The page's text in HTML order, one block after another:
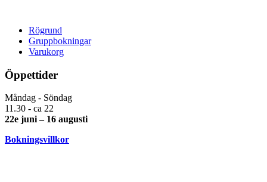
Rögrund
Gruppbokningar
Varukorg
Öppettider
Måndag - Söndag
11.30 - ca 22
22e juni – 16 augusti
Bokningsvillkor